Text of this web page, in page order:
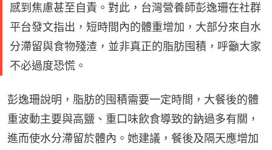
感到焦慮甚至自責。對此，台灣營養師彭逸珊在社群
平台發文指出，短時間內的體重增加，大部分來自水
分滯留與食物殘渣，並非真正的脂肪囤積，呼籲大家
不必過度恐慌。
彭逸珊說明，脂肪的囤積需要一定時間，大餐後的體
重波動主要與高鹽、重口味飲食導致的鈉過多有關，
進而使水分滯留於體內。她建議，餐後及隔天應增加